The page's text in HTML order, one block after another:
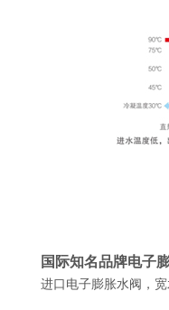
国际知名品牌电子
进口电子膨胀水阀，